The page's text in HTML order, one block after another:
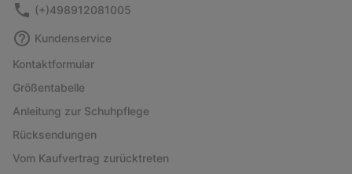
(+)498912081005
Kundenservice
Kontaktformular
Größentabelle
Anleitung zur Schuhpflege
Rücksendungen
Vom Kaufvertrag zurücktreten